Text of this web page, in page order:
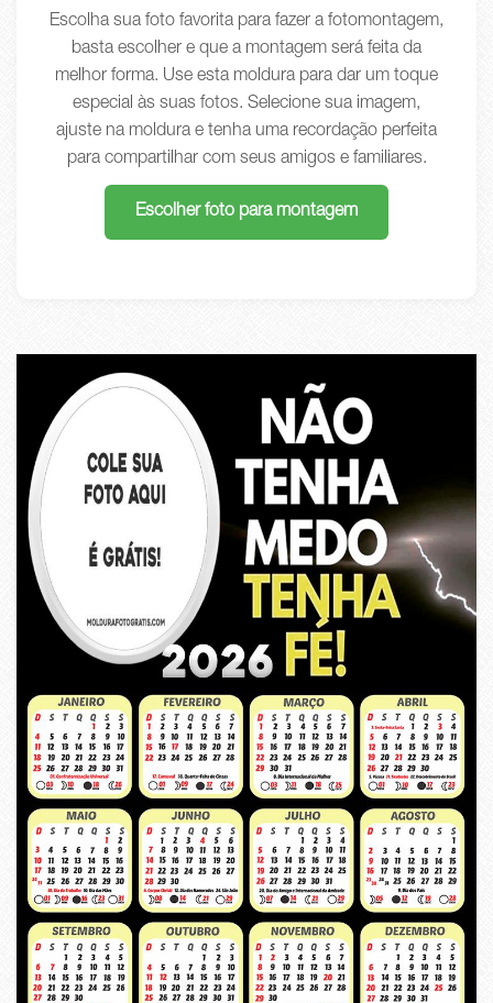
Escolha sua foto favorita para fazer a fotomontagem,
basta escolher e que a montagem será feita da
melhor forma. Use esta moldura para dar um toque
especial às suas fotos. Selecione sua imagem,
ajuste na moldura e tenha uma recordação perfeita
para compartilhar com seus amigos e familiares.
Escolher foto para montagem